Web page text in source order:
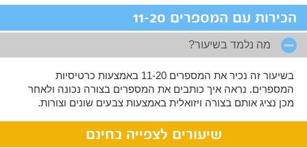
הכירות עם המספרים 11-20
מה נלמד בשיעור?
בשיעור זה נכיר את המספרים 11-20 באמצעות כרטיסיות
המספרים. נראה איך כותבים את המספרים בצורה נכונה ולאחר
מכן נציג אותם בצורה ויזואלית באמצעות צבעים שונים וצורות.
שיעורים לצפייה בחינם